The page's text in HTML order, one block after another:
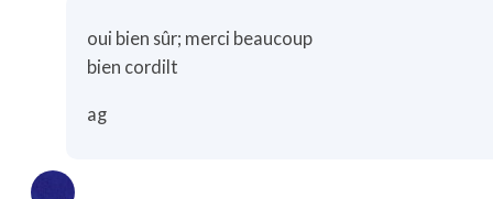
oui bien sûr; merci beaucoup
bien cordilt
ag